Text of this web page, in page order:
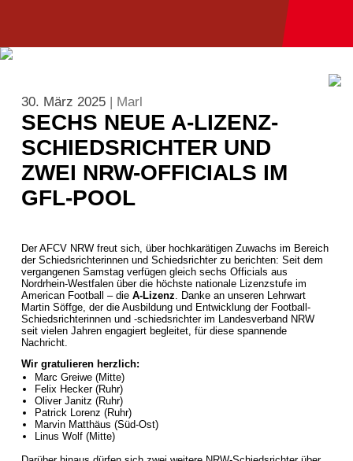
30. März 2025 | Marl
SECHS NEUE A-LIZENZ-
SCHIEDSRICHTER UND
ZWEI NRW-OFFICIALS IM
GFL-POOL
Der AFCV NRW freut sich, über hochkarätigen Zuwachs im Bereich
der Schiedsrichterinnen und Schiedsrichter zu berichten: Seit dem
vergangenen Samstag verfügen gleich sechs Officials aus
Nordrhein-Westfalen über die höchste nationale Lizenzstufe im
American Football – die A-Lizenz. Danke an unseren Lehrwart
Martin Söffge, der die Ausbildung und Entwicklung der Football-
Schiedsrichterinnen und -schiedsrichter im Landesverband NRW
seit vielen Jahren engagiert begleitet, für diese spannende
Nachricht.
Wir gratulieren herzlich:
Marc Greiwe (Mitte)
Felix Hecker (Ruhr)
Oliver Janitz (Ruhr)
Patrick Lorenz (Ruhr)
Marvin Matthäus (Süd-Ost)
Linus Wolf (Mitte)